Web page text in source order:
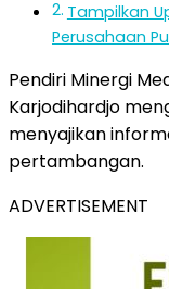
Tampilkan
Perusahaan
Pendiri Minergi
Karjodihardjo
menyajikan
pertambangan.
ADVERTISEMENT